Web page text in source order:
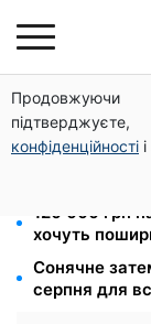
Продовжуючи
конфіденційності
Зарплата 30
пояснив
Бензин від
пальне на
120 000 грн
хочуть
Сонячне
серпня для